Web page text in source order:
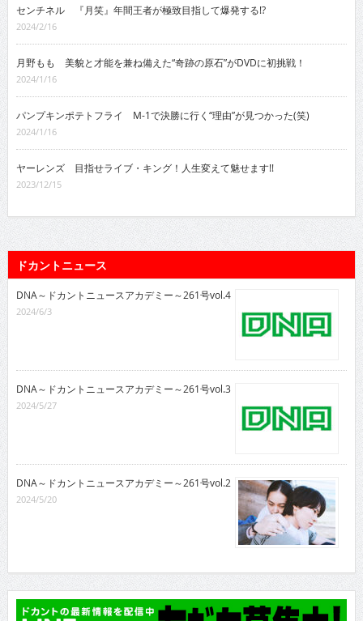
センチネル 『月笑』年間王者が極致目指して爆発する!?
2024/2/16
月野もも 美貌と才能を兼ね備えた“奇跡の原石”がDVDに初挑戦！
2024/1/16
パンプキンポテトフライ M-1で決勝に行く“理由”が見つかった(笑)
2024/1/16
ヤーレンズ 目指せライブ・キング！人生変えて魅せます!!
2023/12/15
ドカントニュース
DNA～ドカントニュースアカデミー～261号vol.4
2024/6/3
DNA～ドカントニュースアカデミー～261号vol.3
2024/5/27
DNA～ドカントニュースアカデミー～261号vol.2
2024/5/20